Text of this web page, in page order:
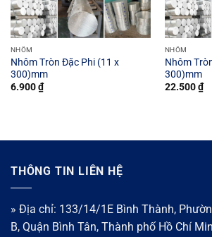
NHÔM
Nhôm Tròn Đặc Phi (11 x
300)mm
6.900₫
NHÔM
Nhôm
300)mm
22.500₫
THÔNG TIN LIÊN HỆ
» Địa chỉ: 133/14/1E Bình Thành,
B, Quận Bình Tân, Thành phố Hồ Chí